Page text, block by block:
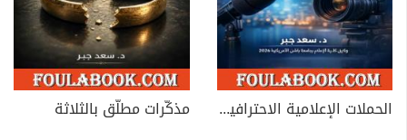
الحملات الإعلامية الاحترافية: خطط، نفّذ.. سيطر مذكّرات مطلّق بالثلاثة